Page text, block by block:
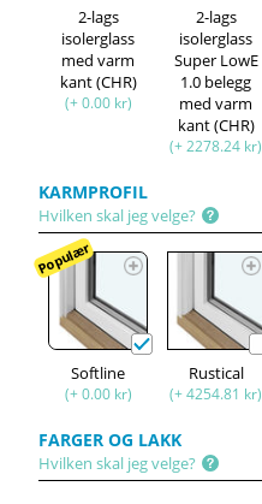
2-lags
isolerglass
med varm
kant (CHR)
(+ 0.00 kr)
2-lags
isolerglass
Super LowE
1.0 belegg
med varm
kant (CHR)
(+ 2278.24 kr)
KARMPROFIL
Hvilken skal jeg velge?
Populær
Softline
(+ 0.00 kr)
Rustical
(+ 4254.81 kr)
FARGER OG LAKK
Hvilken skal jeg velge?